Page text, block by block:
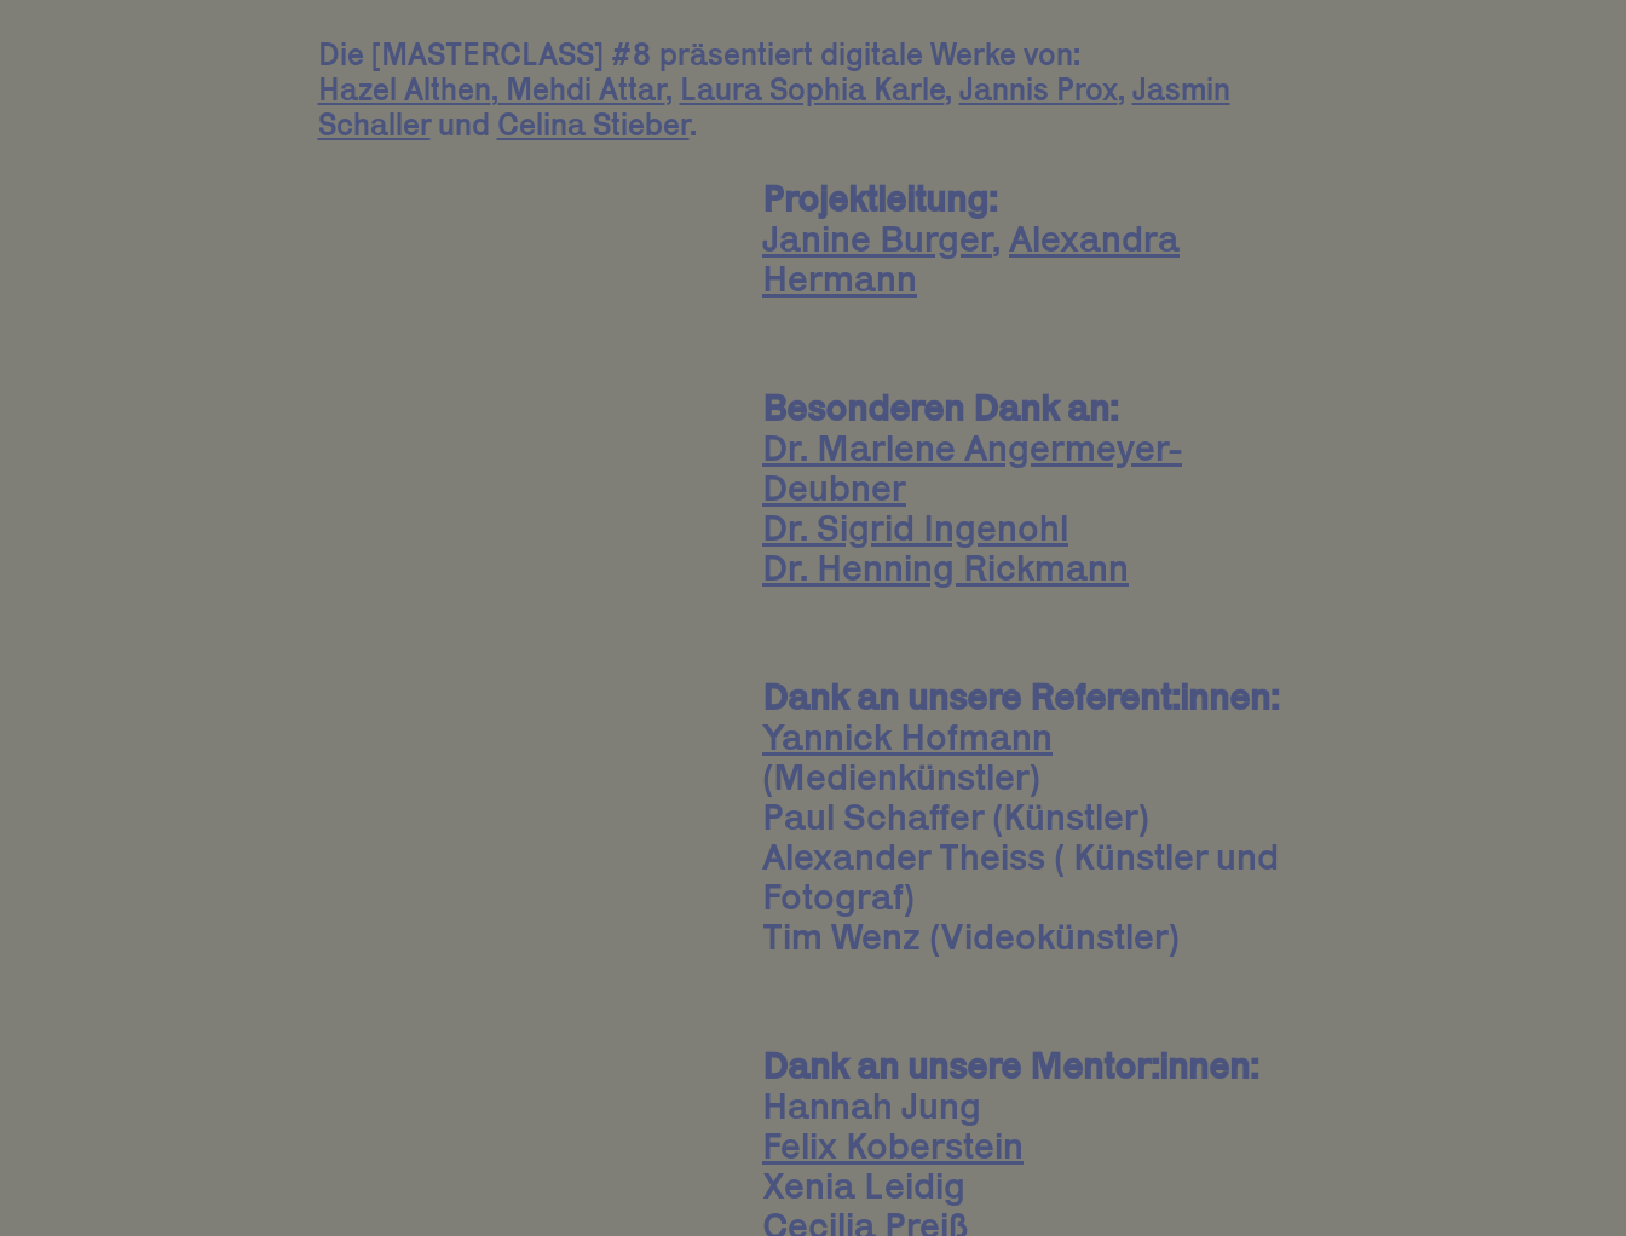
Die [MASTERCLASS] #8 präsentiert digitale Werke von:
Hazel Althen, Mehdi Attar, Laura Sophia Karle, Jannis Prox, Jasmin
Schallerund Celina Stieber.
Projektleitung:
Janine Burger, Alexandra
Hermann
Besonderen Dank an:
Dr. Marlene Angermeyer-
Deubner
Dr. Sigrid Ingenohl
Dr. Henning Rickmann
Dank an unsere Referent:innen:
Yannick Hofmann
(Medienkünstler)
Paul Schaffer (Künstler)
Alexander Theiss ( Künstler und
Fotograf)
Tim Wenz (Videokünstler)
Dank an unsere Mentor:innen:
Hannah Jung
Felix Koberstein
Xenia Leidig
Cecilia Preiß